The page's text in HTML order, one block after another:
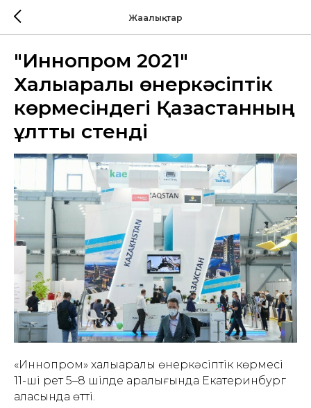
Жаңалықтар
"Иннопром 2021"
Халықаралық өнеркәсіптік
көрмесіндегі Қазақстанның
ұлттық стенді
«Иннопром» халықаралық өнеркәсіптік көрмесі
11-ші рет 5–8 шілде аралығында Екатеринбург
қаласында өтті.